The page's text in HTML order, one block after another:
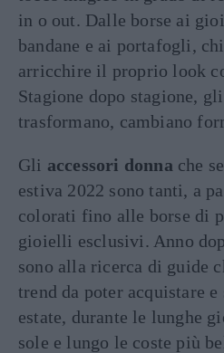
in o out. Dalle borse ai
bandane e ai portafogli,
arricchire il proprio look
Stagione dopo stagione,
trasformano, cambiano
Gli accessori donna che
estiva 2022 sono tanti, a
colorati fino alle borse di
gioielli esclusivi. Anno
sono alla ricerca di guide
trend da poter acquistare
estate, durante le lunghe
sole e lungo le coste più